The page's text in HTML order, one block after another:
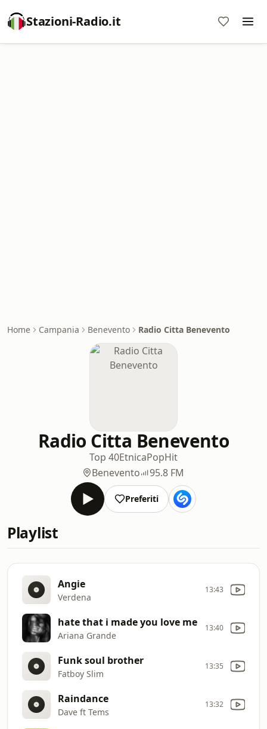
Stazioni-Radio.it
Home Campania Benevento Radio Citta Benevento
Radio Citta Benevento
Top 40EtnicaPopHit
Benevento
95.8 FM
Preferiti
Playlist
Angie
Verdena
13:43
hate that i made you love me
Ariana Grande
13:40
Funk soul brother
Fatboy Slim
13:35
Raindance
Dave ft Tems
13:32